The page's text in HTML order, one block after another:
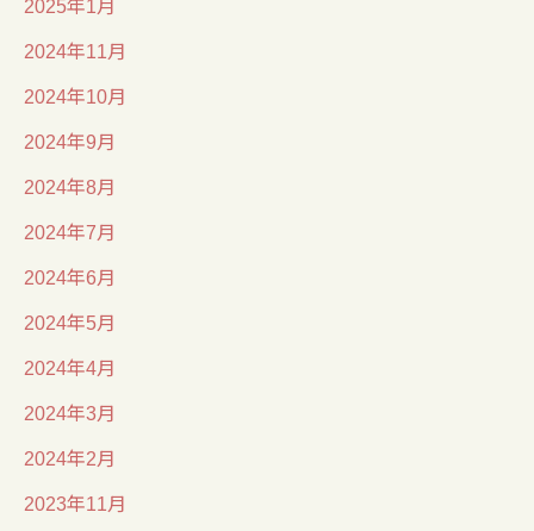
2024年11月
2024年10月
2024年9月
2024年8月
2024年7月
2024年6月
2024年5月
2024年4月
2024年3月
2024年2月
2023年11月